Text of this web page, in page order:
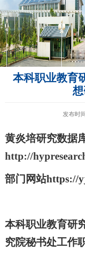
本科职业教育
发布时
黄炎培研究数据
http://
部门网站https://
本科职业教育研
究院秘书处工作